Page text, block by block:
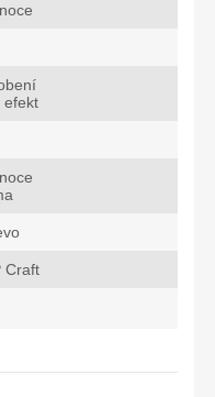
efekt
Craft